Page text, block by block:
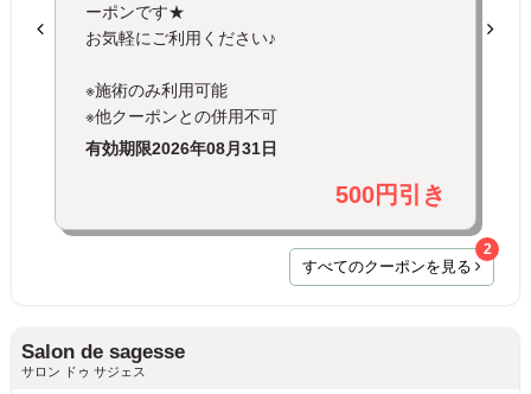
ーポンです★
お気軽にご利用ください♪
※施術のみ利用可能
※他クーポンとの併用不可
有効期限2026年08月31日
500円引き
すべてのクーポンを見る
2
Salon de sagesse
サロン ドゥ サジェス